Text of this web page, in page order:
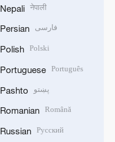
Nepali नेपाली
Persian فارسی
Polish Polski
Portuguese Português
Pashto پښتو
Romanian Română
Russian Русский